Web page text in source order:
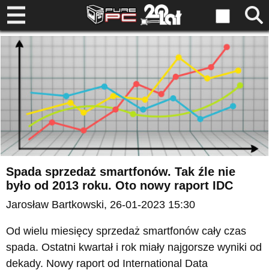
Spada sprzedaż smartfonów. Tak źle nie
było od 2013 roku. Oto nowy raport IDC
Jarosław Bartkowski, 26-01-2023 15:30
Od wielu miesięcy sprzedaż smartfonów cały czas
spada. Ostatni kwartał i rok miały najgorsze wyniki od
dekady. Nowy raport od International Data